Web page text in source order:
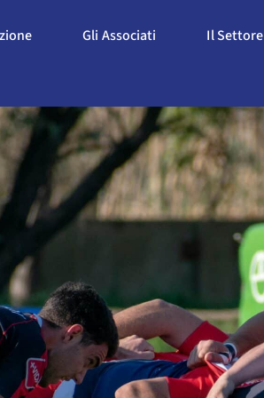
Apri L'Associazione
Gli Associati Apri Gli Associati
Il Settore